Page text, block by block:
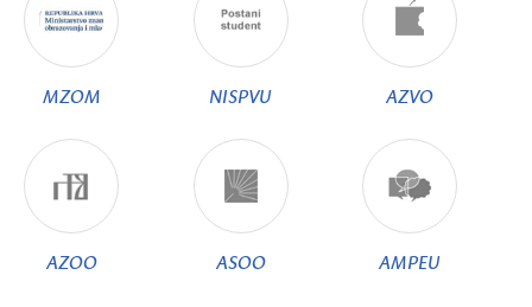
MZOM NISPVU AZVO
AZOO ASOO AMPEU